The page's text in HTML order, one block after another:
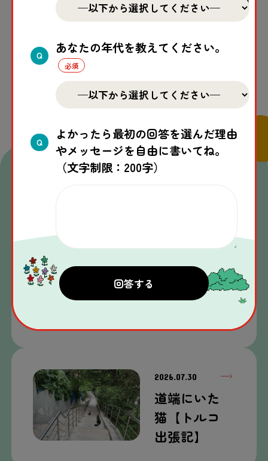
関連する記事
まる
公園【トルコ
2026.07.30
道端にいた
猫 【トルコ
出張記】
Q
あなたの年代を教えてください。
Q
よかったら最初の回答を選んだ理由
やメッセージを自由に書いてね。
（文字制限：200字）